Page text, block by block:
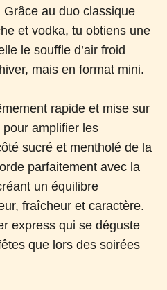
au duo classique
et vodka, tu obtiens une
le souffle d’air froid
mais en format mini.
rapide et mise sur
pour amplifier les
sucré et mentholé de la
parfaitement avec la
un équilibre
fraîcheur et caractère.
express qui se déguste
que lors des soirées